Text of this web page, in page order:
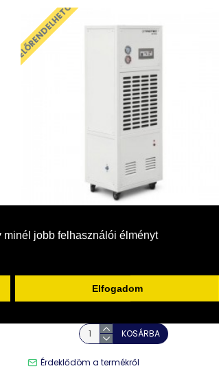
jobb felhasználói élményt
Elfogadom
ELŐRENDELHETŐ
TROTEC
165 l/nap
1.749.900 Ft
KOSÁRBA
Érdeklődöm a termékről